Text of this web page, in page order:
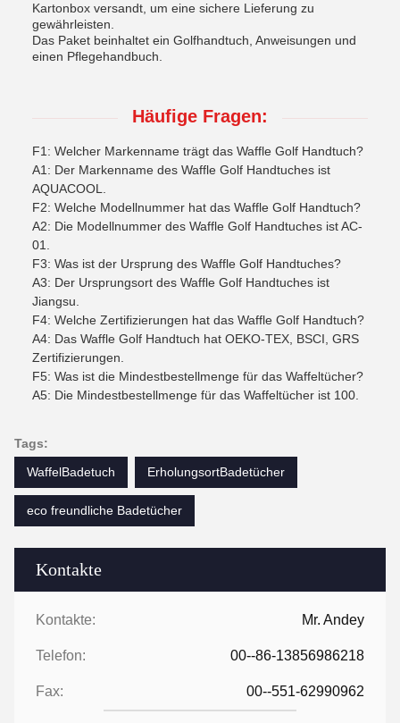
Kontakte
Kontakte: Mr. Andey
Telefon: 00--86-13856986218
Fax: 00--551-62990962
Kartonbox versandt, um eine sichere Lieferung zu
gewährleisten.
Das Paket beinhaltet ein Golfhandtuch, Anweisungen und
einen Pflegehandbuch.
Häufige Fragen:
F1: Welcher Markenname trägt das Waffle Golf Handtuch?
A1: Der Markenname des Waffle Golf Handtuches ist
AQUACOOL.
F2: Welche Modellnummer hat das Waffle Golf Handtuch?
A2: Die Modellnummer des Waffle Golf Handtuches ist AC-
01.
F3: Was ist der Ursprung des Waffle Golf Handtuches?
A3: Der Ursprungsort des Waffle Golf Handtuches ist
Jiangsu.
F4: Welche Zertifizierungen hat das Waffle Golf Handtuch?
A4: Das Waffle Golf Handtuch hat OEKO-TEX, BSCI, GRS
Zertifizierungen.
F5: Was ist die Mindestbestellmenge für das Waffeltücher?
A5: Die Mindestbestellmenge für das Waffeltücher ist 100.
Tags:
WaffelBadetuch
ErholungsortBadetücher
eco freundliche Badetücher